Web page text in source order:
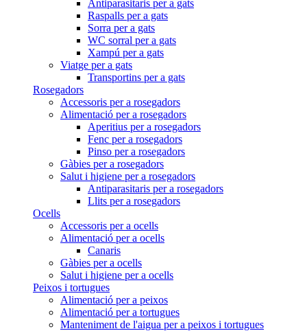
Antiparasitaris per a gats
Raspalls per a gats
Sorra per a gats
WC sorral per a gats
Xampú per a gats
Viatge per a gats
Transportins per a gats
Rosegadors
Accessoris per a rosegadors
Alimentació per a rosegadors
Aperitius per a rosegadors
Fenc per a rosegadors
Pinso per a rosegadors
Gàbies per a rosegadors
Salut i higiene per a rosegadors
Antiparasitaris per a rosegadors
Llits per a rosegadors
Ocells
Accessoris per a ocells
Alimentació per a ocells
Canaris
Gàbies per a ocells
Salut i higiene per a ocells
Peixos i tortugues
Alimentació per a peixos
Alimentació per a tortugues
Manteniment de l'aigua per a peixos i tortugues